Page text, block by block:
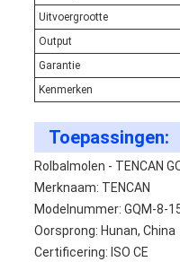
Uitvoergrootte
Output
Garantie
Kenmerken
Toepassingen:
Rolbalmolen - TENCAN
Merknaam: TENCAN
Modelnummer: GQM-8-
Oorsprong: Hunan, China
Certificering: ISO CE